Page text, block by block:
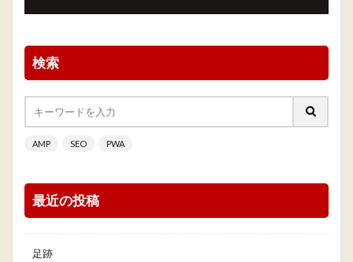
検索
AMP SEO PWA
最近の投稿
足跡